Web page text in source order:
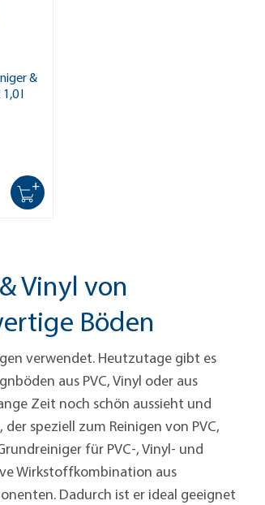
&
l
+
Vinyl von
Böden
verwendet. Heutzutage gibt es
aus PVC, Vinyl oder aus
Zeit noch schön aussieht und
speziell zum Reinigen von PVC,
für PVC-, Vinyl- und
Wirkstoffkombination aus
Dadurch ist er ideal geeignet